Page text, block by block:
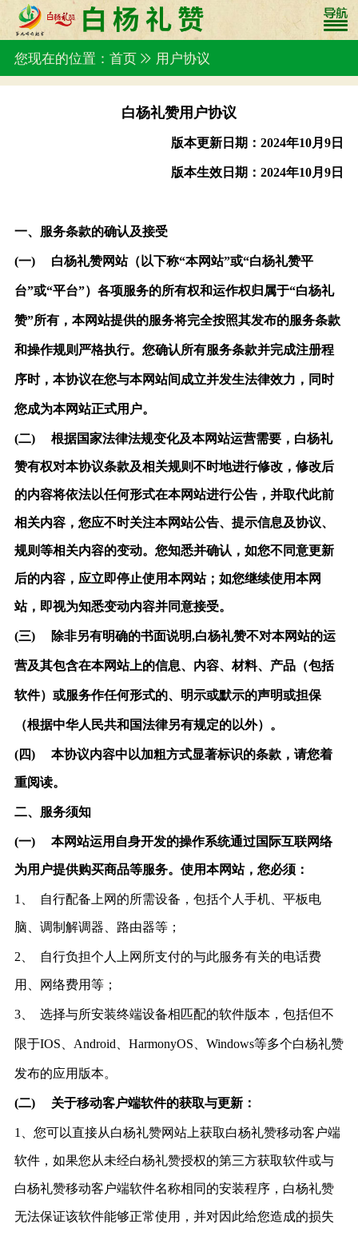
您现在的位置：首页 用户协议
白杨礼赞用户协议
版本更新日期：2024年10月9日
版本生效日期：2024年10月9日
一、服务条款的确认及接受
(一) 白杨礼赞网站（以下称“本网站”或“白杨礼赞平
台”或“平台”）各项服务的所有权和运作权归属于“白杨礼
赞”所有，本网站提供的服务将完全按照其发布的服务条款
和操作规则严格执行。您确认所有服务条款并完成注册程
序时，本协议在您与本网站间成立并发生法律效力，同时
您成为本网站正式用户。
(二) 根据国家法律法规变化及本网站运营需要，白杨礼
赞有权对本协议条款及相关规则不时地进行修改，修改后
的内容将依法以任何形式在本网站进行公告，并取代此前
相关内容，您应不时关注本网站公告、提示信息及协议、
规则等相关内容的变动。您知悉并确认，如您不同意更新
后的内容，应立即停止使用本网站；如您继续使用本网
站，即视为知悉变动内容并同意接受。
(三) 除非另有明确的书面说明,白杨礼赞不对本网站的运
营及其包含在本网站上的信息、内容、材料、产品（包括
软件）或服务作任何形式的、明示或默示的声明或担保
（根据中华人民共和国法律另有规定的以外）。
(四) 本协议内容中以加粗方式显著标识的条款，请您着
重阅读。
二、服务须知
(一) 本网站运用自身开发的操作系统通过国际互联网络
为用户提供购买商品等服务。使用本网站，您必须：
1、 自行配备上网的所需设备，包括个人手机、平板电
脑、调制解调器、路由器等；
2、 自行负担个人上网所支付的与此服务有关的电话费
用、网络费用等；
3、 选择与所安装终端设备相匹配的软件版本，包括但不
限于IOS Android、HarmonyOS、Windows等多个白杨礼赞
发布的应用版本。
(二) 关于移动客户端软件的获取与更新：
1、您可以直接从白杨礼赞网站上获取白杨礼赞移动客户端
软件，如果您从未经白杨礼赞授权的第三方获取软件或与
白杨礼赞移动客户端软件名称相同的安装程序，白杨礼赞
无法保证该软件能够正常使用，并对因此给您造成的损失